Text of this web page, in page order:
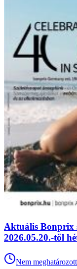
Aktuális Bonprix
2026.05.20.-től
Nem meghatározott